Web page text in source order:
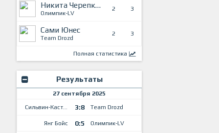
Никита Черепков
Олимпик-LV
2 3
Сами Юнес
Team Drozd
2 3
Полная статистика
Результаты
27 сентября 2025
Сильвин-Кастилья
3:8 Team Drozd
Янг Бойс 0:5 Олимпик-LV